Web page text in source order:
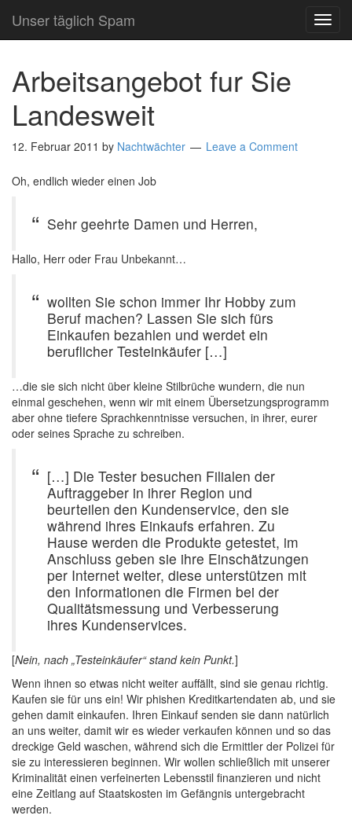
Unser täglich Spam
Arbeitsangebot fur Sie
Landesweit
12. Februar 2011 by Nachtwächter Leave a Comment
Oh, endlich wieder einen Job
Sehr geehrte Damen und Herren,
Hallo, Herr oder Frau Unbekannt…
wollten Sie schon immer Ihr Hobby zum
Beruf machen? Lassen Sie sich fürs
Einkaufen bezahlen und werdet ein
beruflicher Testeinkäufer […]
…die sie sich nicht über kleine Stilbrüche wundern, die nun
einmal geschehen, wenn wir mit einem Übersetzungsprogramm
aber ohne tiefere Sprachkenntnisse versuchen, in ihrer, eurer
oder seines Sprache zu schreiben.
[…] Die Tester besuchen Filialen der
Auftraggeber in ihrer Region und
beurteilen den Kundenservice, den sie
während ihres Einkaufs erfahren. Zu
Hause werden die Produkte getestet, im
Anschluss geben sie ihre Einschätzungen
per Internet weiter, diese unterstützen mit
den Informationen die Firmen bei der
Qualitätsmessung und Verbesserung
ihres Kundenservices.
[Nein, nach „Testeinkäufer“ stand kein Punkt.]
Wenn ihnen so etwas nicht weiter auffällt, sind sie genau richtig.
Kaufen sie für uns ein! Wir phishen Kreditkartendaten ab, und sie
gehen damit einkaufen. Ihren Einkauf senden sie dann natürlich
an uns weiter, damit wir es wieder verkaufen können und so das
dreckige Geld waschen, während sich die Ermittler der Polizei für
sie zu interessieren beginnen. Wir wollen schließlich mit unserer
Kriminalität einen verfeinerten Lebensstil finanzieren und nicht
eine Zeitlang auf Staatskosten im Gefängnis untergebracht
werden.